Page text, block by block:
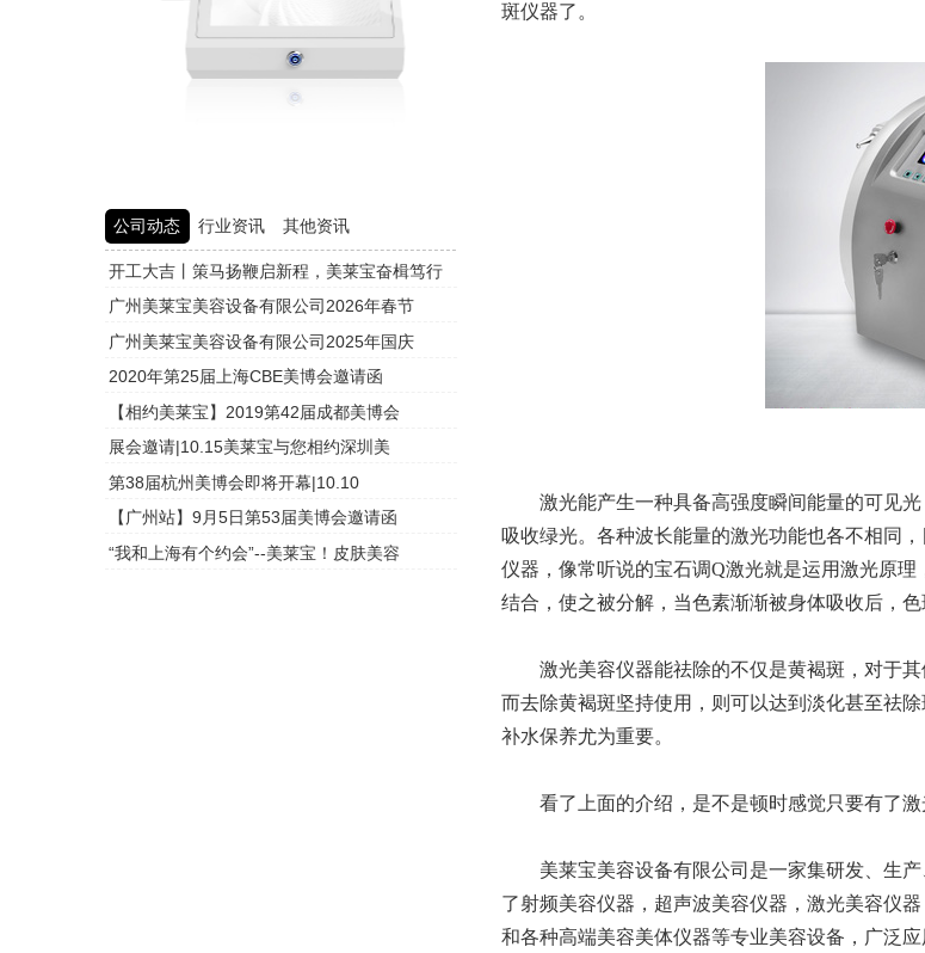
公司动态 行业资讯 其他资讯
开工大吉丨策马扬鞭启新程，美莱宝奋楫笃行
广州美莱宝美容设备有限公司2026年春节
广州美莱宝美容设备有限公司2025年国庆
2020年第25届上海CBE美博会邀请函
【相约美莱宝】2019第42届成都美博会
展会邀请|10.15美莱宝与您相约深圳美
第38届杭州美博会即将开幕|10.10
【广州站】9月5日第53届美博会邀请函
“我和上海有个约会”--美莱宝！皮肤美容
头皮检测仪厂家在美容行业中的影响力和地位
美莱宝美容
产后骨盆修
轻熟女抗衰
去橙皮纹、
盘点出眼纹
无须导入美
斑仪器了。
激光能产生一种具备高强度瞬间能量的可见光
吸收绿光。各种波长能量的激光功能也各不相同
仪器，像常听说的宝石调Q激光就是运用激光原
结合，使之被分解，当色素渐渐被身体吸收后，色
激光美容仪器能祛除的不仅是黄褐斑，对于其
而去除黄褐斑坚持使用，则可以达到淡化甚至祛
补水保养尤为重要。
看了上面的介绍，是不是顿时感觉只要有了激
美莱宝美容设备有限公司是一家集研发、生产
了射频美容仪器，超声波美容仪器，激光美容仪
和各种高端美容美体仪器等专业美容设备，广泛